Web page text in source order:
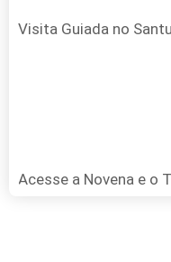
Visita Guiada no
Acesse a Novena e o